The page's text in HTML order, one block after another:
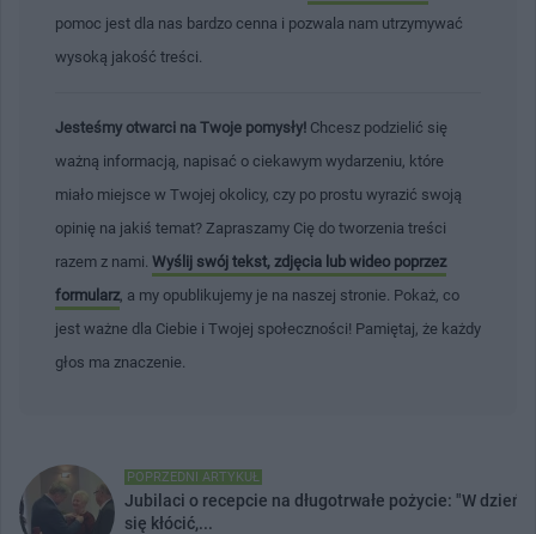
pomoc jest dla nas bardzo cenna i pozwala nam utrzymywać
wysoką jakość treści.
Jesteśmy otwarci na Twoje pomysły! Chcesz podzielić się
ważną informacją, napisać o ciekawym wydarzeniu, które
miało miejsce w Twojej okolicy, czy po prostu wyrazić swoją
opinię na jakiś temat? Zapraszamy Cię do tworzenia treści
razem z nami. Wyślij swój tekst, zdjęcia lub wideo poprzez
formularz , a my opublikujemy je na naszej stronie. Pokaż, co
jest ważne dla Ciebie i Twojej społeczności! Pamiętaj, że każdy
głos ma znaczenie.
POPRZEDNI ARTYKUŁ
Jubilaci o recepcie na długotrwałe pożycie: "W dzień
się kłócić,...